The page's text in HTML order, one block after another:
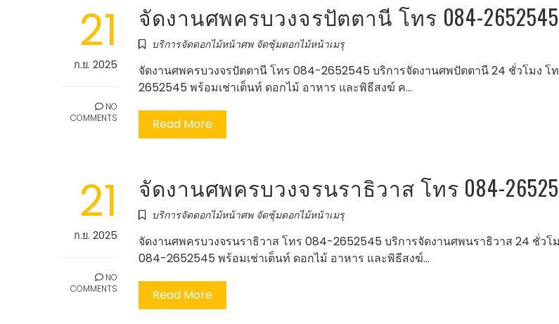
21
ก.ย. 2025
NO
COMMENTS
จัดงานศพครบวงจรปัตตานี โทร 084-2652545
บริการจัดดอกไม้หน้าศพ จัดซุ้มดอกไม้หน้าเมรุ
จัดงานศพครบวงจรปัตตานี โทร 084-2652545 บริการจัดงานศพปัตตานี 24 ชั่วโมง โ
2652545 พร้อมเช่าเต็นท์ ดอกไม้ อาหาร และพิธีสงฆ์ ค…
Read More
21
ก.ย. 2025
NO
COMMENTS
จัดงานศพครบวงจรนราธิวาส โทร 084-
บริการจัดดอกไม้หน้าศพ จัดซุ้มดอกไม้หน้าเมรุ
จัดงานศพครบวงจรนราธิวาส โทร 084-2652545 บริการจัดงานศพนราธิวาส 24 ชั่วโ
084-2652545 พร้อมเช่าเต็นท์ ดอกไม้ อาหาร และพิธีสงฆ์…
Read More